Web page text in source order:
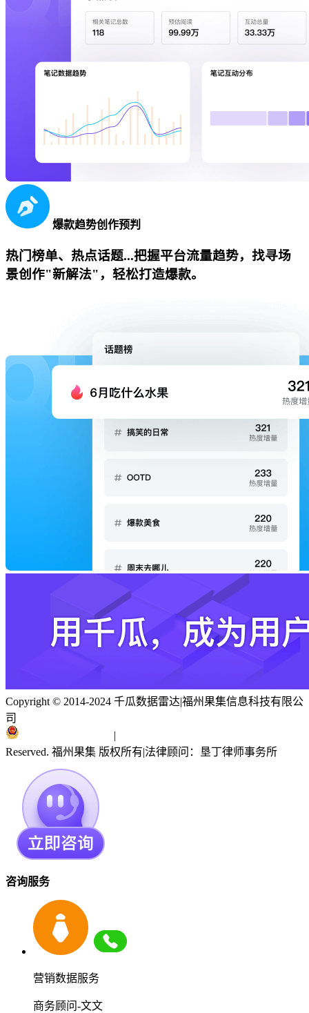
爆款趋势创作预判
热门榜单、热点话题...把握平台流量趋势，找寻场
景创作"新解法"，轻松打造爆款。
Copyright © 2014-2024 千瓜数据雷达|福州果集信息科技有限公
司
|
Reserved. 福州果集 版权所有|法律顾问：垦丁律师事务所
咨询服务
营销数据服务
商务顾问-文文